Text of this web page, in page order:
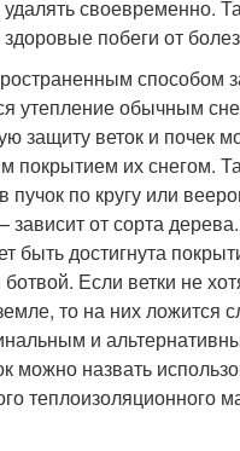
своевременно.
побеги от
способом
утепление обычным
защиту веток и почек
покрытием их снегом.
пучок по кругу или
зависит от сорта
быть достигнута
Если ветки не
то на них ложится
и
можно назвать
теплоизоляционного